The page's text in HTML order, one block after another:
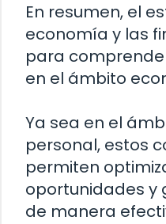
En resumen, el
economía y las
para
en el ámbito
Ya sea en el
personal, estos
permiten
oportunidades y
de manera